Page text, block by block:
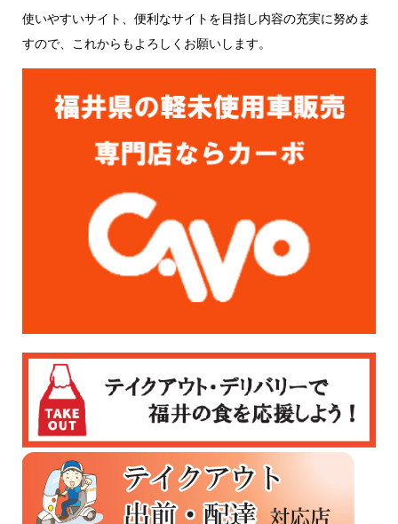
使いやすいサイト、便利なサイトを目指し内容の充実に努めま
すので、これからもよろしくお願いします。